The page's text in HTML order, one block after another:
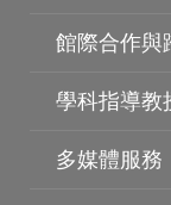
館際合作與
學科指導教
多媒體服務